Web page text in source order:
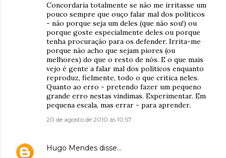
Concordaria totalmente se não me irritasse um
pouco sempre que ouço falar mal dos políticos
- não porque seja um deles (que não sou!) ou
porque goste especialmente deles ou porque
tenha procuração para os defender. Irrita-me
porque não acho que sejam piores (ou
melhores) do que o resto de nós. E o que mais
vejo é gente a falar mal dos políticos enquanto
reproduz, fielmente, todo o que critica neles.
Quanto ao erro - pretendo fazer um pequeno
grande erro nestas vindimas. Experimentar. Em
pequena escala, mas errar - para aprender.
20 de agosto de 2010 às 10:57
Hugo Mendes disse…